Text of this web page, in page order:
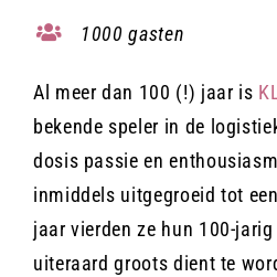
Offerte aanvragen
1000 gasten
Al meer dan 100 (!) jaar is
bekende speler in de
dosis passie en
inmiddels uitgegroeid tot
jaar vierden ze hun 100-
uiteraard groots dient te